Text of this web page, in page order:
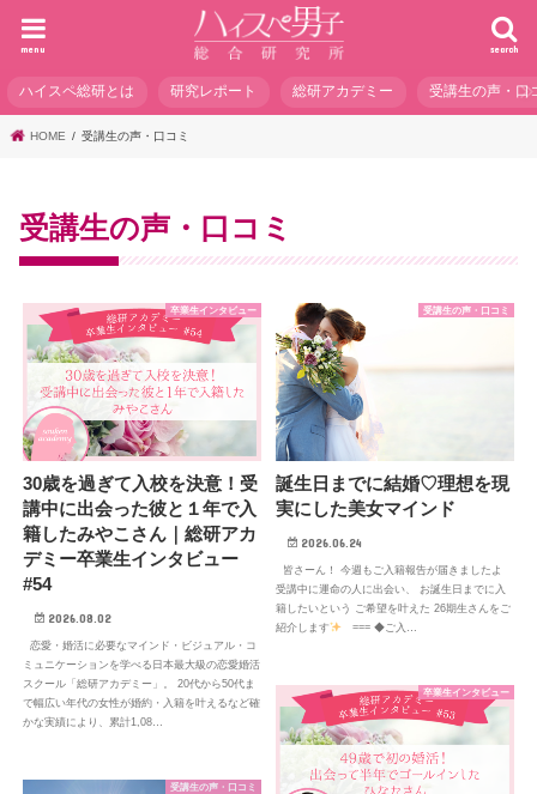
search
menu
ハイスペ総研とは 研究レポート 総研アカデミー 受講生の声・口
HOME 受講生の声・口コミ
受講生の声・口コミ
卒業生インタビュー
30歳を過ぎて入校を決意！受
講中に出会った彼と１年で入
籍したみやこさん｜総研アカ
デミー卒業生インタビュー
#54
2026.08.02
恋愛・婚活に必要なマインド・ビジュアル・コ
ミュニケーションを学べる日本最大級の恋愛婚活
スクール「総研アカデミー」。 20代から50代ま
で幅広い年代の女性が婚約・入籍を叶えるなど確
かな実績により、累計1,08…
受講生の声・口コミ
誕生日までに結婚♡理想を現
実にした美女マインド
2026.06.24
皆さーん！ 今週もご入籍報告が届きましたよ
受講中に運命の人に出会い、 お誕生日までに入
籍したいという ご希望を叶えた 26期生さんをご
紹介します
=== ◆ご入…
卒業生インタビュー
受講生の声・口コミ